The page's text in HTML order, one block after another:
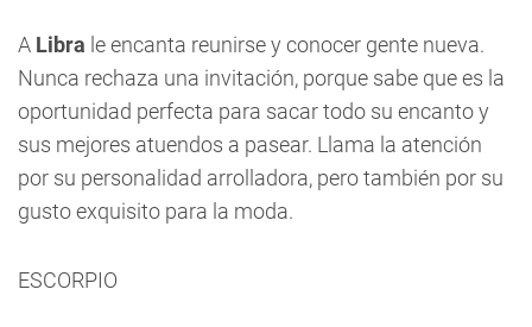
A Libra le encanta reunirse y conocer gente nueva.
Nunca rechaza una invitación, porque sabe que es la
oportunidad perfecta para sacar todo su encanto y
sus mejores atuendos a pasear. Llama la atención
por su personalidad arrolladora, pero también por su
gusto exquisito para la moda.
ESCORPIO